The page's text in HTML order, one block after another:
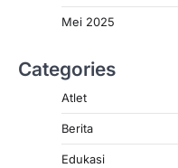
Mei 2025
Categories
Atlet
Berita
Edukasi